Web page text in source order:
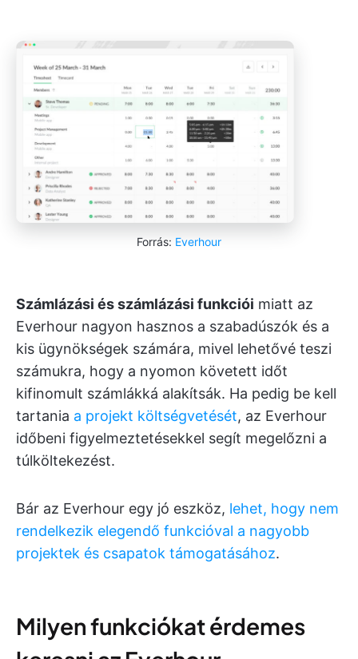
Forrás: Everhour
Számlázási és számlázási funkciói miatt az
Everhour nagyon hasznos a szabadúszók és a
kis ügynökségek számára, mivel lehetővé teszi
számukra, hogy a nyomon követett időt
kifinomult számlákká alakítsák. Ha pedig be kell
tartania a projekt költségvetését, az Everhour
időbeni figyelmeztetésekkel segít megelőzni a
túlköltekezést.
Bár az Everhour egy jó eszköz, lehet, hogy nem
rendelkezik elegendő funkcióval a nagyobb
projektek és csapatok támogatásához.
Milyen funkciókat érdemes